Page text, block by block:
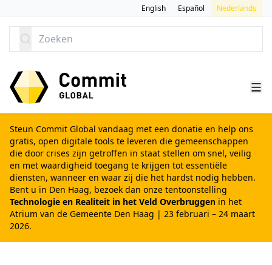
English Español Nederlands
Zoeken
Steun Commit Global vandaag met een donatie en help ons
gratis, open digitale tools te leveren die gemeenschappen
die door crises zijn getroffen in staat stellen om snel, veilig
en met waardigheid toegang te krijgen tot essentiële
diensten, wanneer en waar zij die het hardst nodig hebben.
Bent u in Den Haag, bezoek dan onze tentoonstelling
Technologie en Realiteit in het Veld Overbruggen in het
Atrium van de Gemeente Den Haag | 23 februari – 24 maart
2026.